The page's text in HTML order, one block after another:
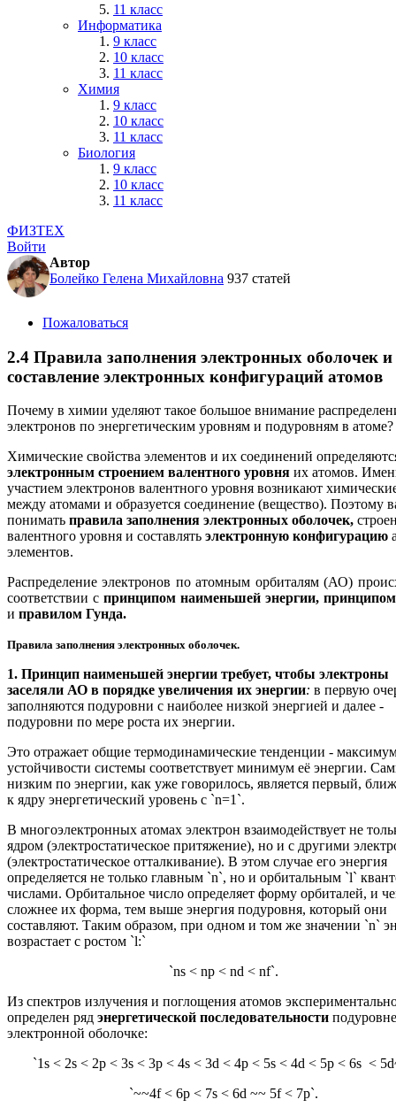
11 класс
Информатика
9 класс
10 класс
11 класс
Химия
9 класс
10 класс
11 класс
Биология
9 класс
10 класс
11 класс
ФИЗТЕХ
Войти
Автор
Болейко Гелена Михайловна 937 статей
Пожаловаться
2.4 Правила заполнения электронных оболочек и
составление электронных конфигураций атомов
Почему в химии уделяют такое большое внимание
электронов по энергетическим уровням и подуровням в атоме?
Химические свойства элементов и их соединений
электронным строением валентного уровня их атомов.
участием электронов валентного уровня возникают
между атомами и образуется соединение (вещество). Поэтому
понимать правила заполнения электронных оболочек,
валентного уровня и составлять электронную конфигурацию
элементов.
Распределение электронов по атомным орбиталям (АО)
соответствии с принципом наименьшей энергии,
и правилом Гунда.
Правила заполнения электронных оболочек.
1. Принцип наименьшей энергии требует, чтобы электроны
заселяли АО в порядке увеличения их энергии: в первую
заполняются подуровни с наиболее низкой энергией и далее -
подуровни по мере роста их энергии.
Это отражает общие термодинамические тенденции -
устойчивости системы соответствует минимум её энергии.
низким по энергии, как уже говорилось, является первый,
к ядру энергетический уровень с `n=1`.
В многоэлектронных атомах электрон взаимодействует не
ядром (электростатическое притяжение), но и с другими
(электростатическое отталкивание). В этом случае его энергия
определяется не только главным `n`, но и орбитальным `l`
числами. Орбитальное число определяет форму орбиталей, и
сложнее их форма, тем выше энергия подуровня, который они
составляют. Таким образом, при одном и том же значении `n`
возрастает с ростом `l:`
`ns < np < nd < nf`.
Из спектров излучения и поглощения атомов
определен ряд энергетической последовательности
электронной оболочке:
`1s < 2s < 2p < 3s < 3p < 4s < 3d < 4p < 5s < 4d < 5p < 6s <
`~~4f < 6p < 7s < 6d ~~ 5f < 7p`.